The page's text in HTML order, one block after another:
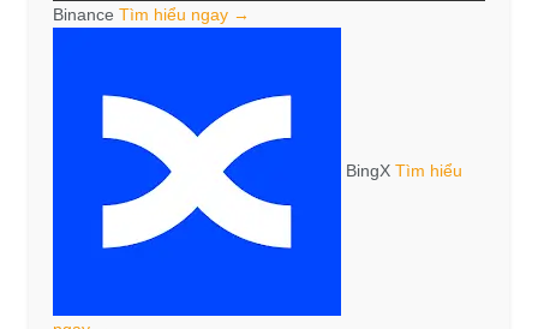
Binance Tìm hiểu ngay →
BingX Tìm hiểu